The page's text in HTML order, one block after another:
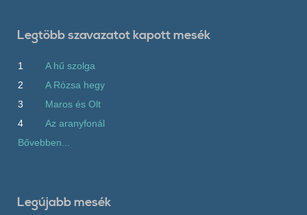
Legtöbb szavazatot kapott mesék
1
A hű szolga
2
A Rózsa hegy
3
Maros és Olt
4
Az aranyfonál
Bővebben...
Legújabb mesék